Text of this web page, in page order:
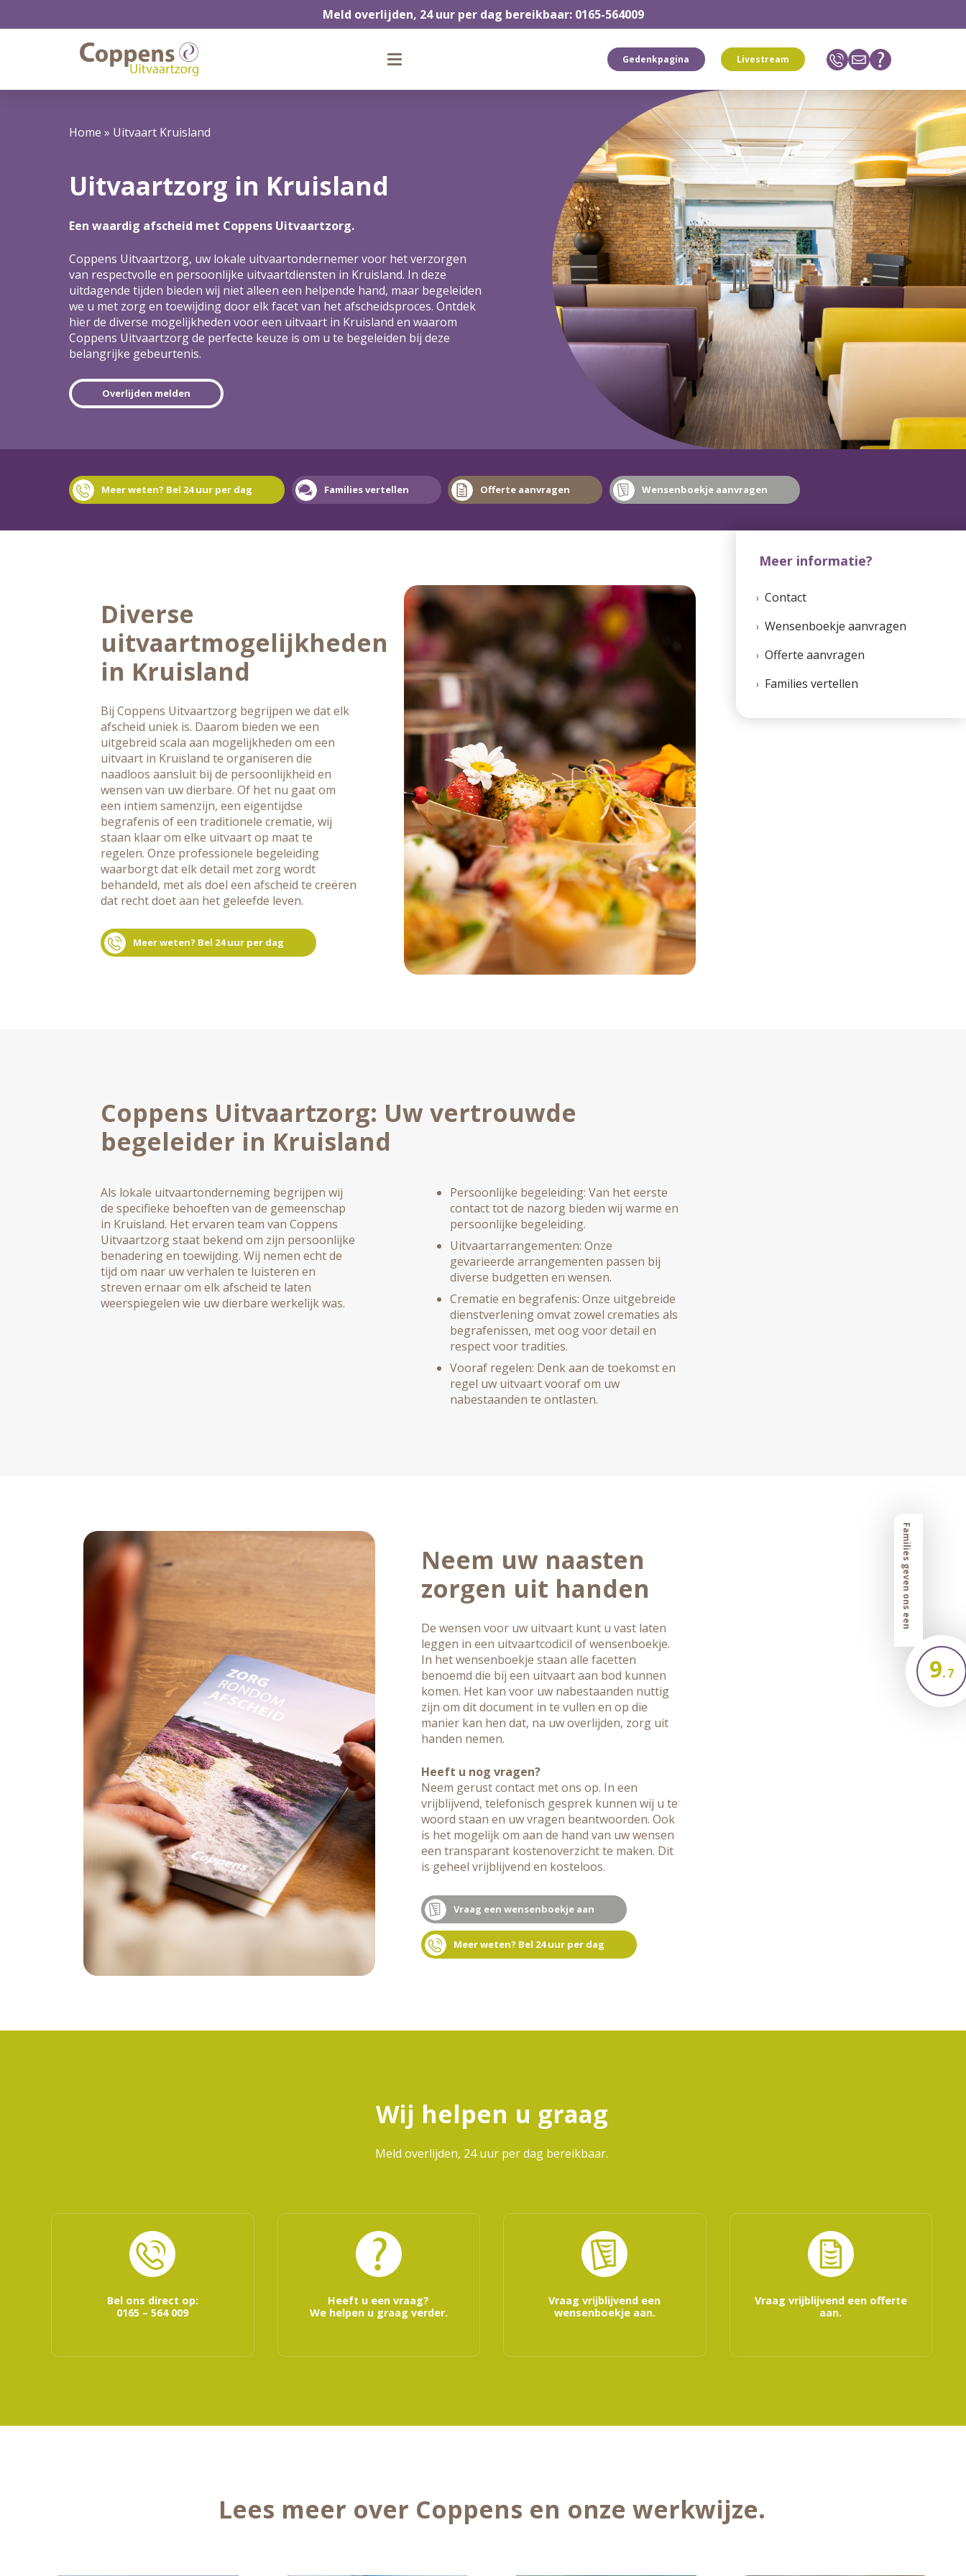
Meld overlijden, 24 uur per dag bereikbaar: 0165-564009
Gedenkpagina Livestream
Meer informatie?
Contact
Wensenboekje aanvragen
Offerte aanvragen
Families vertellen
Home » Uitvaart Kruisland
Uitvaartzorg in Kruisland
Een waardig afscheid met Coppens Uitvaartzorg.
Coppens Uitvaartzorg, uw lokale uitvaartondernemer voor het verzorgen
van respectvolle en persoonlijke uitvaartdiensten in Kruisland. In deze
uitdagende tijden bieden wij niet alleen een helpende hand, maar begeleiden
we u met zorg en toewijding door elk facet van het afscheidsproces. Ontdek
hier de diverse mogelijkheden voor een uitvaart in Kruisland en waarom
Coppens Uitvaartzorg de perfecte keuze is om u te begeleiden bij deze
belangrijke gebeurtenis.
Overlijden melden
Meer weten? Bel 24 uur per dag Families vertellen Offerte aanvragen Wensenboekje aanvragen
Diverse
uitvaartmogelijkheden
in Kruisland
Bij Coppens Uitvaartzorg begrijpen we dat elk
afscheid uniek is. Daarom bieden we een
uitgebreid scala aan mogelijkheden om een
uitvaart in Kruisland te organiseren die
naadloos aansluit bij de persoonlijkheid en
wensen van uw dierbare. Of het nu gaat om
een intiem samenzijn, een eigentijdse
begrafenis of een traditionele crematie, wij
staan klaar om elke uitvaart op maat te
regelen. Onze professionele begeleiding
waarborgt dat elk detail met zorg wordt
behandeld, met als doel een afscheid te creëren
dat recht doet aan het geleefde leven.
Meer weten? Bel 24 uur per dag
Coppens Uitvaartzorg: Uw vertrouwde
begeleider in Kruisland
Als lokale uitvaartonderneming begrijpen wij
de specifieke behoeften van de gemeenschap
in Kruisland. Het ervaren team van Coppens
Uitvaartzorg staat bekend om zijn persoonlijke
benadering en toewijding. Wij nemen echt de
tijd om naar uw verhalen te luisteren en
streven ernaar om elk afscheid te laten
weerspiegelen wie uw dierbare werkelijk was.
Persoonlijke begeleiding: Van het eerste
contact tot de nazorg bieden wij warme en
persoonlijke begeleiding.
Uitvaartarrangementen: Onze
gevarieerde arrangementen passen bij
diverse budgetten en wensen.
Crematie en begrafenis: Onze uitgebreide
dienstverlening omvat zowel crematies als
begrafenissen, met oog voor detail en
respect voor tradities.
Vooraf regelen: Denk aan de toekomst en
regel uw uitvaart vooraf om uw
nabestaanden te ontlasten.
Neem uw naasten
zorgen uit handen
De wensen voor uw uitvaart kunt u vast laten
leggen in een uitvaartcodicil of wensenboekje.
In het wensenboekje staan alle facetten
benoemd die bij een uitvaart aan bod kunnen
komen. Het kan voor uw nabestaanden nuttig
zijn om dit document in te vullen en op die
manier kan hen dat, na uw overlijden, zorg uit
handen nemen.
Heeft u nog vragen?
Neem gerust contact met ons op. In een
vrijblijvend, telefonisch gesprek kunnen wij u te
woord staan en uw vragen beantwoorden. Ook
is het mogelijk om aan de hand van uw wensen
een transparant kostenoverzicht te maken. Dit
is geheel vrijblijvend en kosteloos.
Vraag een wensenboekje aan
Meer weten? Bel 24 uur per dag
Wij helpen u graag
Meld overlijden, 24 uur per dag bereikbaar.
Bel ons direct op:
0165 – 564 009
Heeft u een vraag?
We helpen u graag verder.
Vraag vrijblijvend een
wensenboekje aan.
Vraag vrijblijvend een offerte
aan.
Lees meer over Coppens en onze werkwijze.
Families geven ons een
9.7